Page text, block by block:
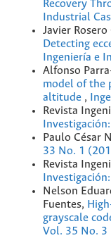
Recovery
Industrial
Javier Rosero
Detecting
Ingeniería e
Alfonso
model of the
altitude ,
Revista
Paulo César
33 No. 1
Revista
Nelson
Fuentes,
grayscale
Vol. 35 No. 3